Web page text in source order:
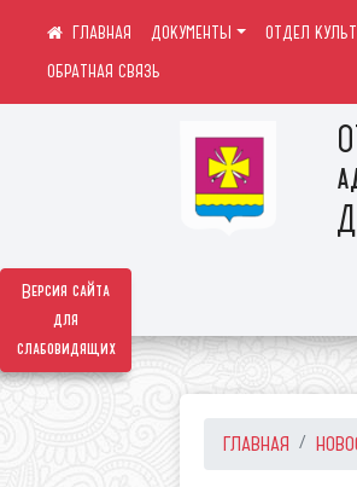
Версия сайта
для
слабовидящих
ДОКУМЕНТЫ ОТДЕЛ
ОБРАТНАЯ СВЯЗЬ
ГЛАВНАЯ